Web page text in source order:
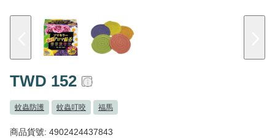
TWD 152
蚊蟲防護 蚊蟲叮咬 福馬
商品貨號: 4902424437843